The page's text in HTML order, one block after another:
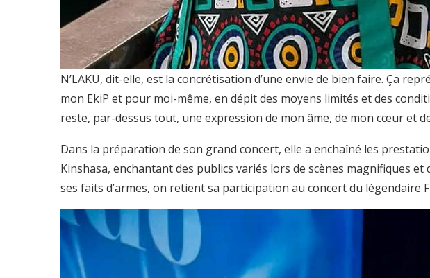
N’LAKU, dit-elle, est la concrétisation d’une envie de bien faire. Ça
mon EkiP et pour moi-même, en dépit des moyens limités et des
reste, par-dessus tout, une expression de mon âme, de mon cœur et
Dans la préparation de son grand concert, elle a enchaîné les
Kinshasa, enchantant des publics variés lors de scènes magnifiques et
ses faits d’armes, on retient sa participation au concert du légendaire